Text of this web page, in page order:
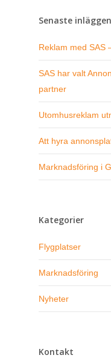
Senaste inläggen
Reklam med SAS
SAS har valt
partner
Utomhusreklam
Att hyra
Marknadsföring i
Kategorier
Flygplatser
Marknadsföring
Nyheter
Kontakt